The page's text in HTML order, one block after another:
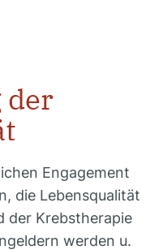
der
Engagement
die Lebensqualität
der Krebstherapie
werden u.